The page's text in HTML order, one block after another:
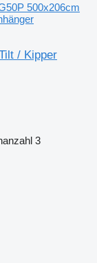
500x206cm
/ Kipper
3